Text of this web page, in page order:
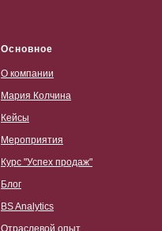
Основное
О компании
Мария Колчина
Кейсы
Мероприятия
Курс "Успех продаж"
Блог
BS Analytics
Отраслевой опыт